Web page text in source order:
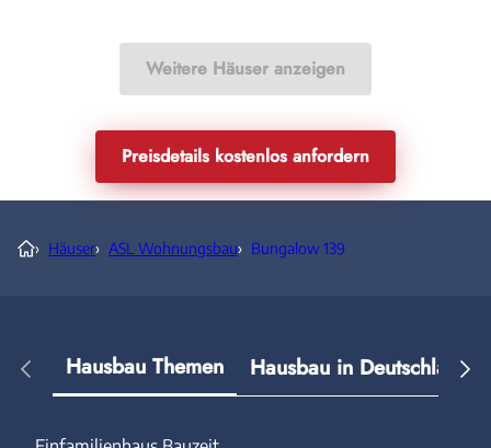
Weitere Häuser anzeigen
Preisdetails kostenlos anfordern
› Häuser› ASL Wohnungsbau› Bungalow 139
Hausbau Themen Hausbau in Deutschland